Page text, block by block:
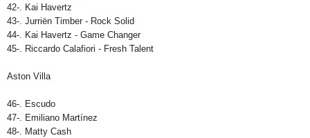
42-. Kai Havertz
43-. Jurriën Timber - Rock Solid
44-. Kai Havertz - Game Changer
45-. Riccardo Calafiori - Fresh Talent
Aston Villa
46-. Escudo
47-. Emiliano Martínez
48-. Matty Cash